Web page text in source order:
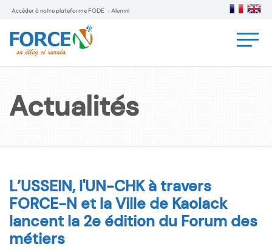
Accéder à notre plateforme FODE Alumni
Actualités
L’USSEIN, l'UN-CHK à travers
FORCE-N et la Ville de Kaolack
lancent la 2e édition du Forum des
métiers